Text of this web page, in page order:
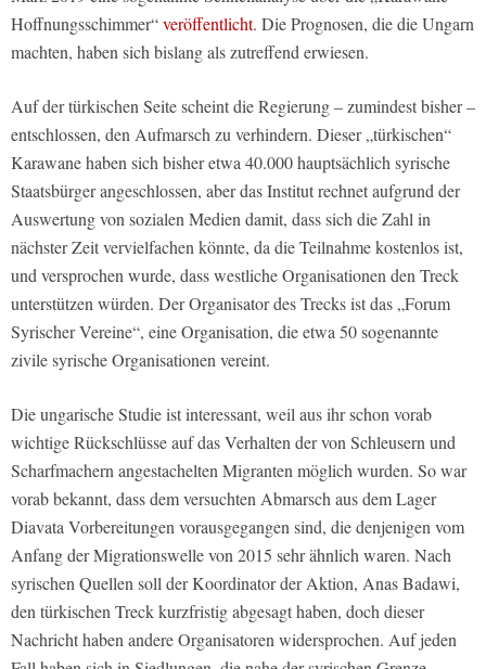
Hoffnungsschimmer“veröffentlicht. Die Prognosen, die die Ungarn
machten, haben sich bislang als zutreffend erwiesen.
Auf der türkischen Seite scheint die Regierung – zumindest bisher –
entschlossen, den Aufmarsch zu verhindern. Dieser „türkischen“
Karawane haben sich bisher etwa 40.000 hauptsächlich syrische
Staatsbürger angeschlossen, aber das Institut rechnet aufgrund der
Auswertung von sozialen Medien damit, dass sich die Zahl in
nächster Zeit vervielfachen könnte, da die Teilnahme kostenlos ist,
und versprochen wurde, dass westliche Organisationen den Treck
unterstützen würden. Der Organisator des Trecks ist das „Forum
Syrischer Vereine“, eine Organisation, die etwa 50 sogenannte
zivile syrische Organisationen vereint.
Die ungarische Studie ist interessant, weil aus ihr schon vorab
wichtige Rückschlüsse auf das Verhalten der von Schleusern und
Scharfmachern angestachelten Migranten möglich wurden. So war
vorab bekannt, dass dem versuchten Abmarsch aus dem Lager
Diavata Vorbereitungen vorausgegangen sind, die denjenigen vom
Anfang der Migrationswelle von 2015 sehr ähnlich waren. Nach
syrischen Quellen soll der Koordinator der Aktion, Anas Badawi,
den türkischen Treck kurzfristig abgesagt haben, doch dieser
Nachricht haben andere Organisatoren widersprochen. Auf jeden